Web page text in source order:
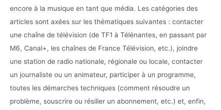
encore à la musique en tant que média. Les catégories des
articles sont axées sur les thématiques suivantes : contacter
une chaîne de télévision (de TF1 à Télénantes, en passant par
M6, Canal+, les chaînes de France Télévision, etc.), joindre
une station de radio nationale, régionale ou locale, contacter
un journaliste ou un animateur, participer à un programme,
toutes les démarches techniques (comment résoudre un
problème, souscrire ou résilier un abonnement, etc.) et, enfin,